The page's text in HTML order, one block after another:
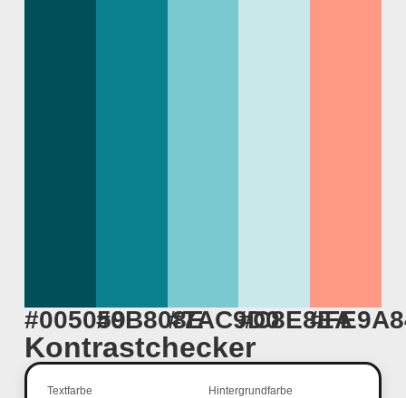
#005059#0B808E#7AC9D0#C8E8EA
Kontrastchecker
Textfarbe Hintergrundfarbe